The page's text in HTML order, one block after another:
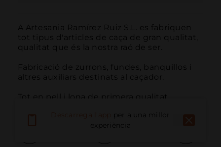
A Artesania Ramírez Ruiz S.L. es fabriquen
tot tipus d'articles de caça de gran qualitat,
qualitat que és la nostra raó de ser.
Fabricació de zurrons, fundes, banquillos i
altres auxiliars destinats al caçador.
Tot en pell i lona de primera qualitat.
per a una millor
experiència